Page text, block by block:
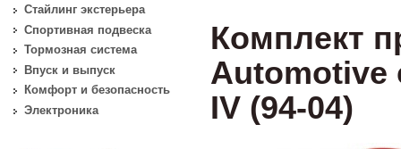
Комплект
Automotive
IV (94-04)
Стайлинг экстерьера
Спортивная подвеска
Тормозная система
Впуск и выпуск
Комфорт и безопасность
Электроника